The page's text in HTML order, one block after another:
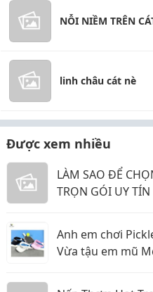
NỖI NIỀM TRÊN
linh châu cát nè
Được xem nhiều
LÀM SAO ĐỂ
TRỌN GÓI UY TÍN
Anh em chơi
Vừa tậu em mũ